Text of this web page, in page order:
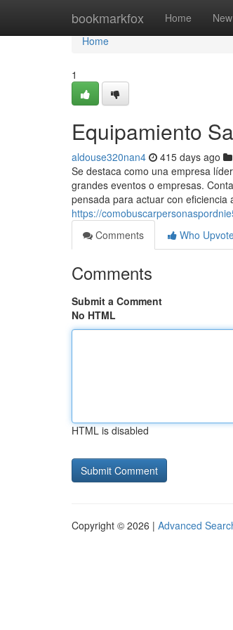
bookmarkfox Home New
Home
Home
1
Equipamiento
aldouse320nan4 415 days ago
Se destaca como una empresa
grandes eventos o empresas.
pensada para actuar con
https://
Comments
Who
Comments
Submit a Comment
No HTML
HTML is disabled
Copyright © 2026 | Advanced